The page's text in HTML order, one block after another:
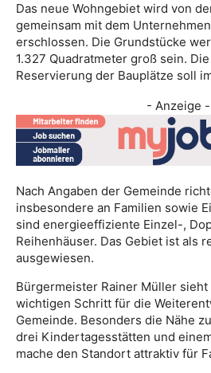
Das neue Wohngebiet wird von
gemeinsam mit dem
erschlossen. Die Grundstücke
1.327 Quadratmeter groß sein.
Reservierung der Bauplätze soll
- Anzeige -
Nach Angaben der Gemeinde
insbesondere an Familien sowie
sind energieeffiziente Einzel-,
Reihenhäuser. Das Gebiet ist als
ausgewiesen.
Bürgermeister Rainer Müller
wichtigen Schritt für die
Gemeinde. Besonders die Nähe
drei Kindertagesstätten und
mache den Standort attraktiv für